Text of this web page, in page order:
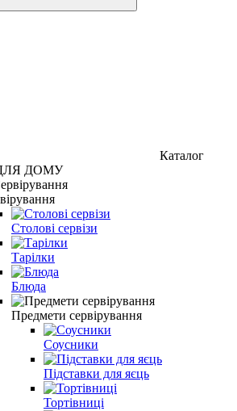
Каталог
ДОМУ
Столові сервізи
Тарілки
Блюда
Предмети сервірування
Соусники
Підставки для яєць
Тортівниці